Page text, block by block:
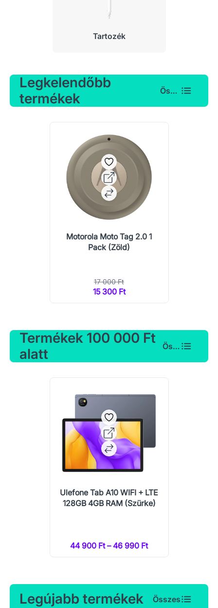
Tartozék
Legkelendőbb
termékek
Összes
Motorola Moto Tag 2.0 1
Pack (Zöld)
17 000 Ft
15 300 Ft
Termékek 100 000 Ft
alatt
Összes
Ulefone Tab A10 WIFI + LTE
128GB 4GB RAM (Szürke)
44 900 Ft – 46 990 Ft
Legújabb termékek Összes